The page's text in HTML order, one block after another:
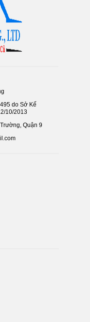
do Sở Kế
10/2013
Quận 9